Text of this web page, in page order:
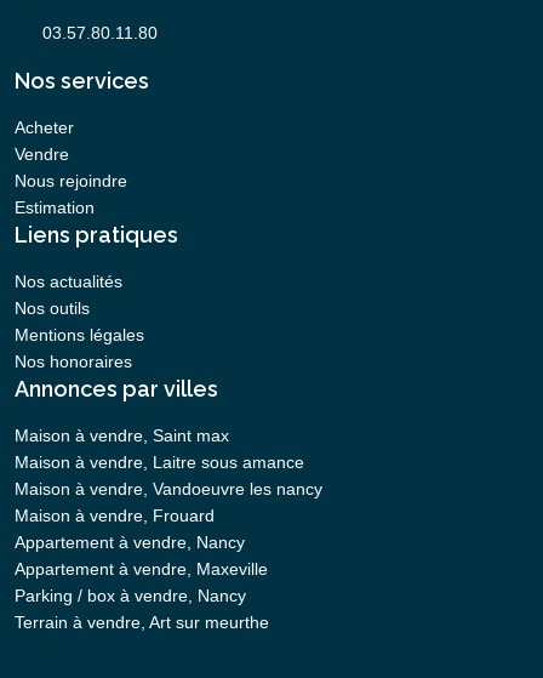
Nos services
Acheter
Vendre
Nous rejoindre
Estimation
Liens pratiques
Nos actualités
Nos outils
Mentions légales
Nos honoraires
Annonces par villes
Maison à vendre, Saint max
Maison à vendre, Laitre sous amance
Maison à vendre, Vandoeuvre les nancy
Maison à vendre, Frouard
Appartement à vendre, Nancy
Appartement à vendre, Maxeville
Parking / box à vendre, Nancy
Terrain à vendre, Art sur meurthe